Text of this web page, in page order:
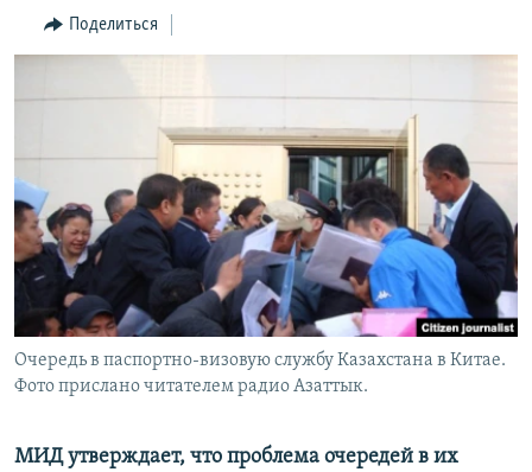
поискуЎЗБЕКЧАПоделиться
Очередь в паспортно-визовую службу Казахстана в Китае.
Фото прислано читателем радио Азаттык.
МИД утверждает, что проблема очередей в их